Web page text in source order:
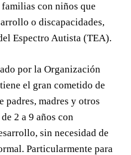
con niños que
o discapacidades,
Espectro Autista (TEA).
por la Organización
el gran cometido de
padres, madres y otros
2 a 9 años con
sin necesidad de
Particularmente para